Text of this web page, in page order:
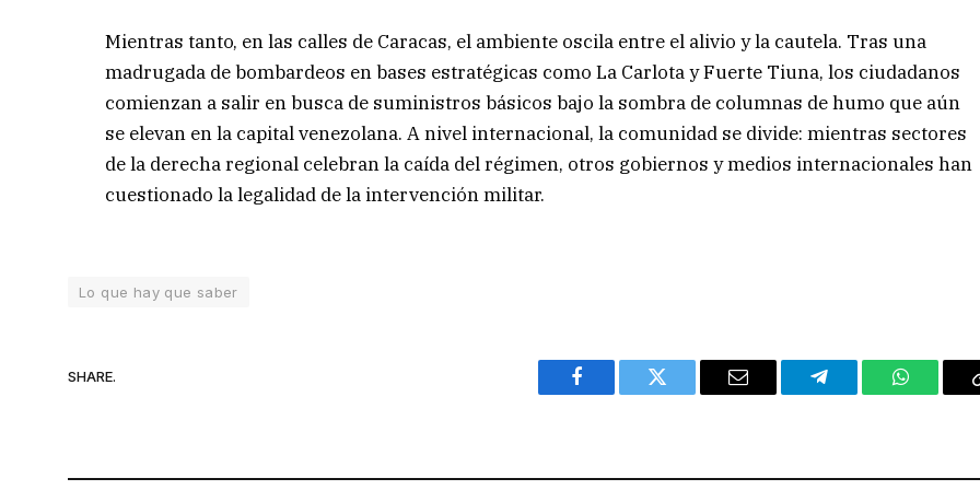
Mientras tanto, en las calles de Caracas, el ambiente oscila entre el alivio y la cautela. Tras una
madrugada de bombardeos en bases estratégicas como La Carlota y Fuerte Tiuna, los ciudadanos
comienzan a salir en busca de suministros básicos bajo la sombra de columnas de humo que aún
se elevan en la capital venezolana. A nivel internacional, la comunidad se divide: mientras sectores
de la derecha regional celebran la caída del régimen, otros gobiernos y medios internacionales han
cuestionado la legalidad de la intervención militar.
Lo que hay que saber
SHARE.
Facebook Twitter Email Telegram